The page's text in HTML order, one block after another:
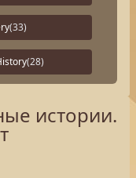
(33)
(28)
истории.